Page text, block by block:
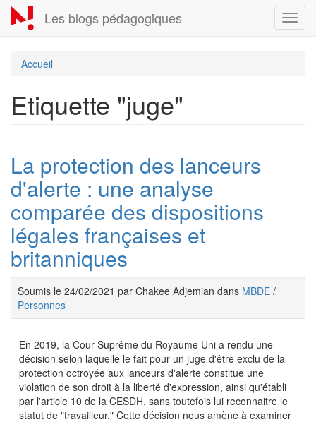
Aller
au
contenu
Les blogs pédagogiques
Accueil
Etiquette "juge"
La protection des lanceurs
d'alerte : une analyse
comparée des dispositions
légales françaises et
britanniques
Soumis le 24/02/2021 par Chakee Adjemian dans MBDE /
Personnes
En 2019, la Cour Suprême du Royaume Uni a rendu une
décision selon laquelle le fait pour un juge d'être exclu de la
protection octroyée aux lanceurs d'alerte constitue une
violation de son droit à la liberté d'expression, ainsi qu'établi
par l'article 10 de la CESDH, sans toutefois lui reconnaitre le
statut de "travailleur." Cette décision nous amène à examiner